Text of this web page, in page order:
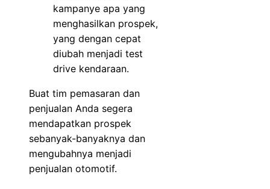
kampanye apa yang
menghasilkan prospek,
yang dengan cepat
diubah menjadi test
drive kendaraan.
Buat tim pemasaran dan
penjualan Anda segera
mendapatkan prospek
sebanyak-banyaknya dan
mengubahnya menjadi
penjualan otomotif.